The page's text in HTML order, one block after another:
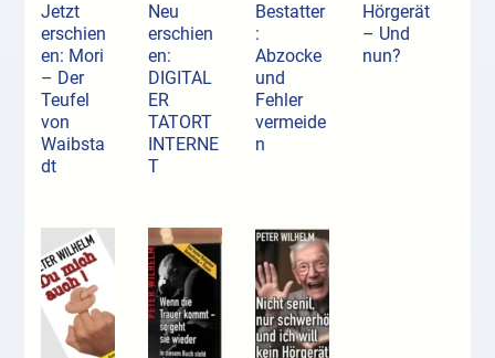
Jetzt
erschien
en: Mori
– Der
Teufel
von
Waibsta
dt
Neu
erschien
en:
DIGITAL
ER
TATORT
INTERNE
T
Bestatter
:
Abzocke
und
Fehler
vermeide
n
Hörgerät
– Und
nun?